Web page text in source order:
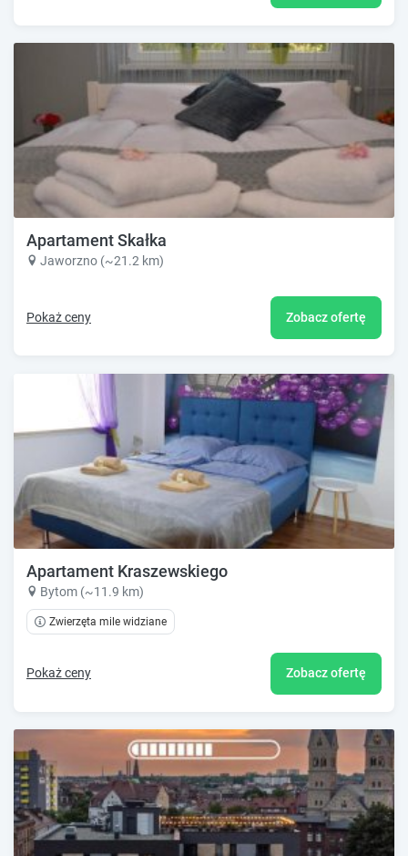
Apartament Skałka
Jaworzno (~21.2 km)
Pokaż ceny Zobacz ofertę
Apartament Kraszewskiego
Bytom (~11.9 km)
Zwierzęta mile widziane
Pokaż ceny Zobacz ofertę